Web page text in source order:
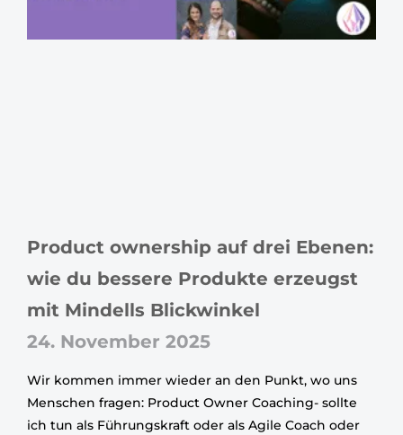
Product ownership auf drei Ebenen:
wie du bessere Produkte erzeugst
mit Mindells Blickwinkel
24. November 2025
Wir kommen immer wieder an den Punkt, wo uns
Menschen fragen: Product Owner Coaching- sollte
ich tun als Führungskraft oder als Agile Coach oder